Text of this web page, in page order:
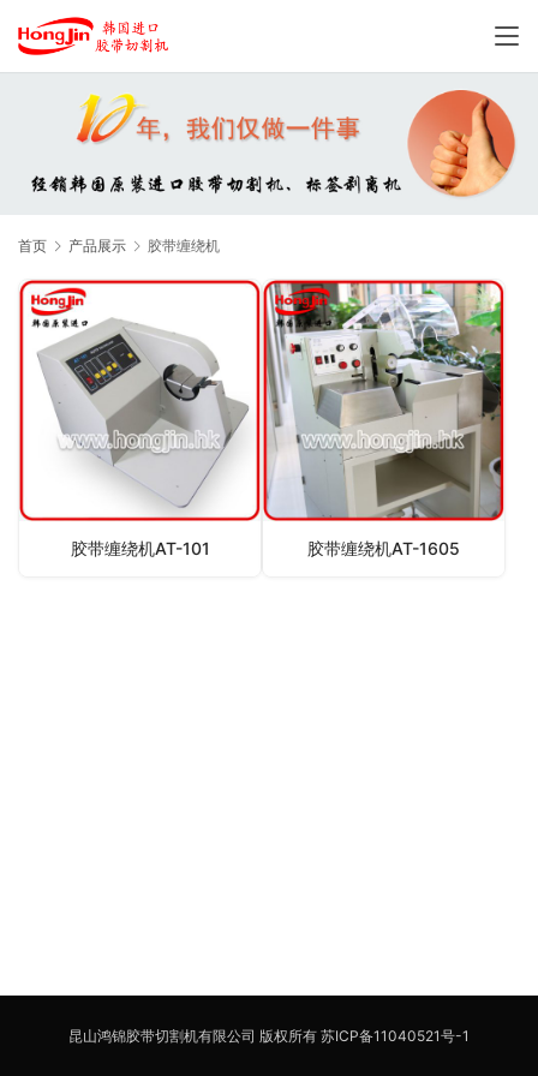
首页 产品展示 胶带缠绕机
胶带缠绕机AT-101 胶带缠绕机AT-1605
昆山鸿锦胶带切割机有限公司 版权所有 苏ICP备11040521号-1